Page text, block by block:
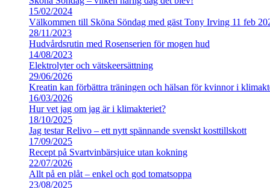
15/02/2024
Välkommen till Sköna Söndag med gäst Tony Irving 11 feb
28/11/2023
Hudvårdsrutin med Rosenserien för mogen hud
14/08/2023
Elektrolyter och vätskeersättning
29/06/2026
Kreatin kan förbättra träningen och hälsan för kvinnor i
16/03/2026
Hur vet jag om jag är i klimakteriet?
18/10/2025
Jag testar Relivo – ett nytt spännande svenskt kosttillskott
17/09/2025
Recept på Svartvinbärsjuice utan kokning
22/07/2026
Allt på en plåt – enkel och god tomatsoppa
23/08/2025